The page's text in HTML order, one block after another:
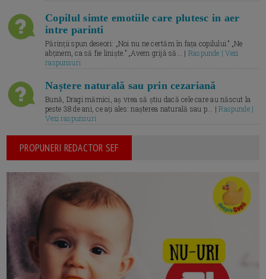
Copilul simte emotiile care plutesc in aer
intre parinti
Părinții spun deseori: „Noi nu ne certăm în fața copilului.” „Ne
abținem, ca să fie liniște.” „Avem grijă să... | Raspunde | Vezi
raspunsuri
Naștere naturală sau prin cezariană
Bună, Dragi mămici, aș vrea să știu dacă cele care au născut la
peste 38 de ani, ce ați ales: nașterea naturală sau p... |Raspunde |
Vezi raspunsuri
PROPUNERI REDACTOR SEF